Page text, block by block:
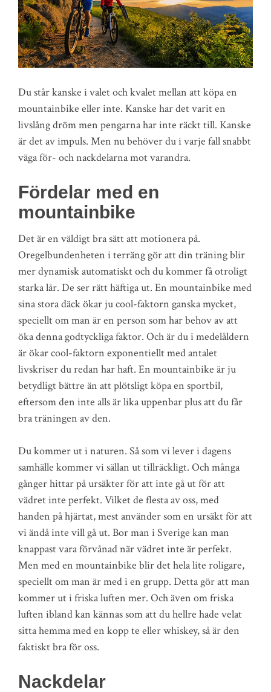
Du står kanske i valet och kvalet mellan att köpa en
mountainbike eller inte. Kanske har det varit en
livslång dröm men pengarna har inte räckt till. Kanske
är det av impuls. Men nu behöver du i varje fall snabbt
väga för- och nackdelarna mot varandra.
Fördelar med en
mountainbike
Det är en väldigt bra sätt att motionera på.
Oregelbundenheten i terräng gör att din träning blir
mer dynamisk automatiskt och du kommer få otroligt
starka lår. De ser rätt häftiga ut. En mountainbike med
sina stora däck ökar ju cool-faktorn ganska mycket,
speciellt om man är en person som har behov av att
öka denna godtyckliga faktor. Och är du i medelåldern
är ökar cool-faktorn exponentiellt med antalet
livskriser du redan har haft. En mountainbike är ju
betydligt bättre än att plötsligt köpa en sportbil,
eftersom den inte alls är lika uppenbar plus att du får
bra träningen av den.
Du kommer ut i naturen. Så som vi lever i dagens
samhälle kommer vi sällan ut tillräckligt. Och många
gånger hittar på ursäkter för att inte gå ut för att
vädret inte perfekt. Vilket de flesta av oss, med
handen på hjärtat, mest använder som en ursäkt för att
vi ändå inte vill gå ut. Bor man i Sverige kan man
knappast vara förvånad när vädret inte är perfekt.
Men med en mountainbike blir det hela lite roligare,
speciellt om man är med i en grupp. Detta gör att man
kommer ut i friska luften mer. Och även om friska
luften ibland kan kännas som att du hellre hade velat
sitta hemma med en kopp te eller whiskey, så är den
faktiskt bra för oss.
Nackdelar